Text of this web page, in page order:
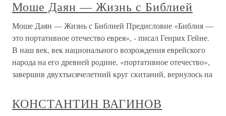
Моше Даян — Жизнь с Библией
Моше Даян — Жизнь с Библией Предисловие «Библия —
это портативное отечество еврея», - писал Генрих Гейне.
В наш век, век национального возрождения еврейского
народа на его древней родине, «портативное отечество»,
завершив двухтысячелетний круг скитаний, вернулось на
КОНСТАНТИН ВАГИНОВ